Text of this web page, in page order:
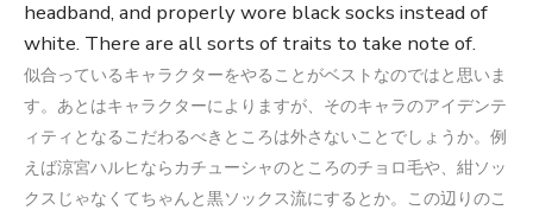
headband, and properly wore black socks instead of
white. There are all sorts of traits to take note of.
似合っているキャラクターをやることがベストなのではと思いま
す。あとはキャラクターによりますが、そのキャラのアイデンテ
ィティとなるこだわるべきところは外さないことでしょうか。例
えば涼宮ハルヒならカチューシャのところのチョロ毛や、紺ソッ
クスじゃなくてちゃんと黒ソックス流にするとか。この辺りのこ